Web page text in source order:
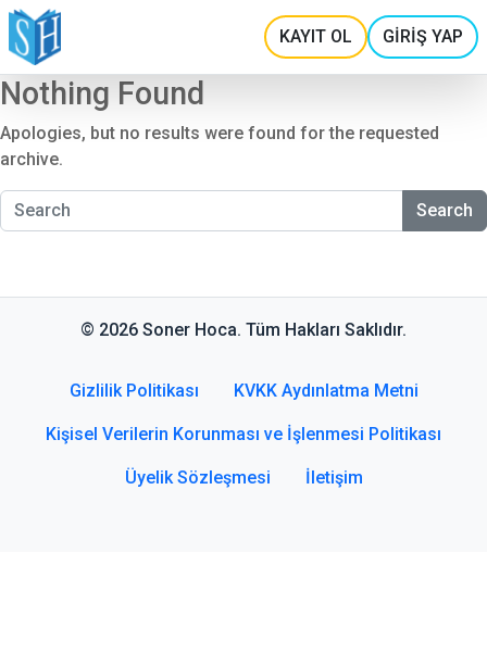
KAYIT OL GİRİŞ YAP
Nothing Found
Apologies, but no results were found for the requested
archive.
Search
© 2026 Soner Hoca. Tüm Hakları Saklıdır.
Gizlilik Politikası KVKK Aydınlatma Metni
Kişisel Verilerin Korunması ve İşlenmesi Politikası
Üyelik Sözleşmesi İletişim